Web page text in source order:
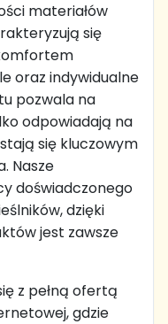
materiałów
się
oraz indywidualne
pozwala na
odpowiadają na
się kluczowym
Nasze
doświadczonego
dzięki
jest zawsze
z pełną ofertą
gdzie